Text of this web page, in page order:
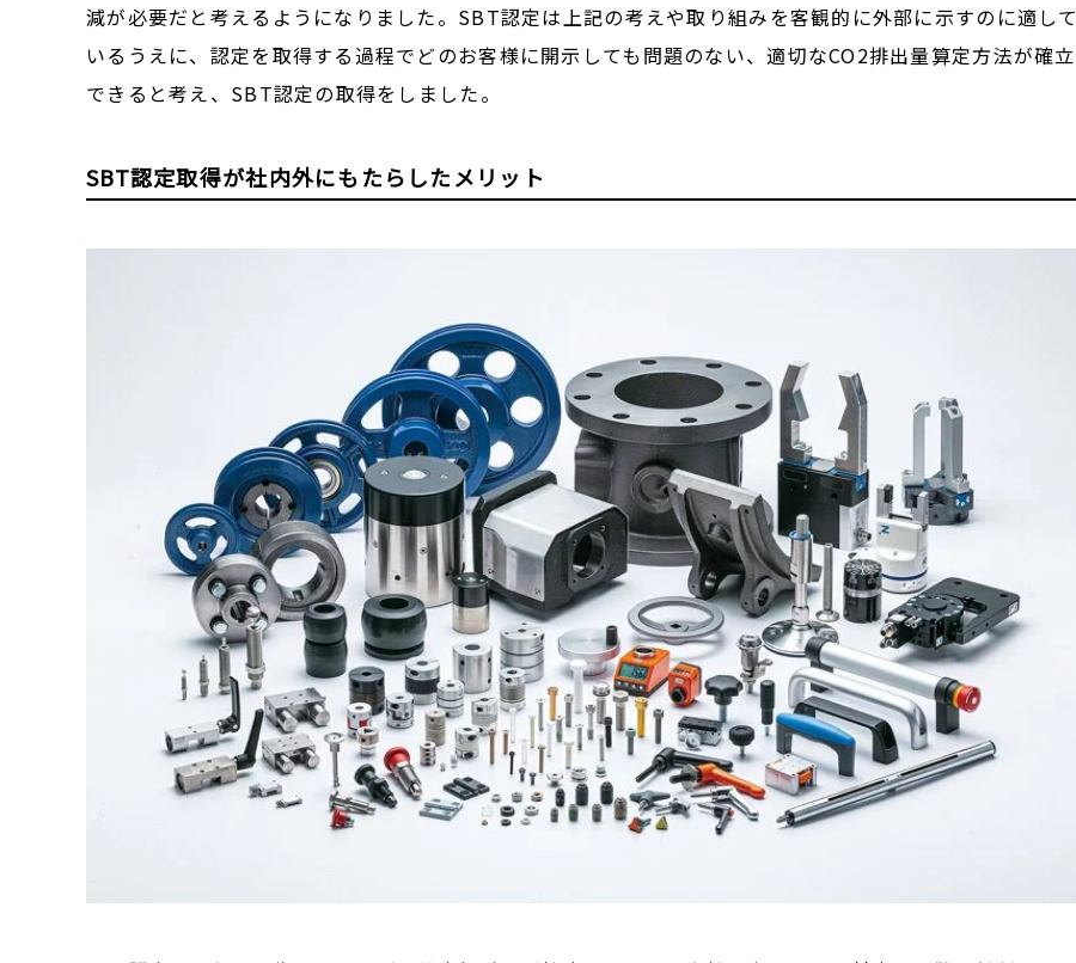
減が必要だと考えるようになりました。SBT認定は上記の考えや取り組みを客観的に外部に示すのに適して
いるうえに、認定を取得する過程でどのお客様に開示しても問題のない、適切なCO2排出量算定方法が確立
できると考え、SBT認定の取得をしました。
SBT認定取得が社内外にもたらしたメリット